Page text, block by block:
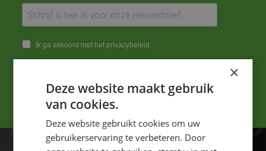
Ik ga akkoord met het privacybeleid.
ADRES
×
Deze website maakt gebruik
van cookies.
Deze website gebruikt cookies om uw
gebruikerservaring te verbeteren. Door